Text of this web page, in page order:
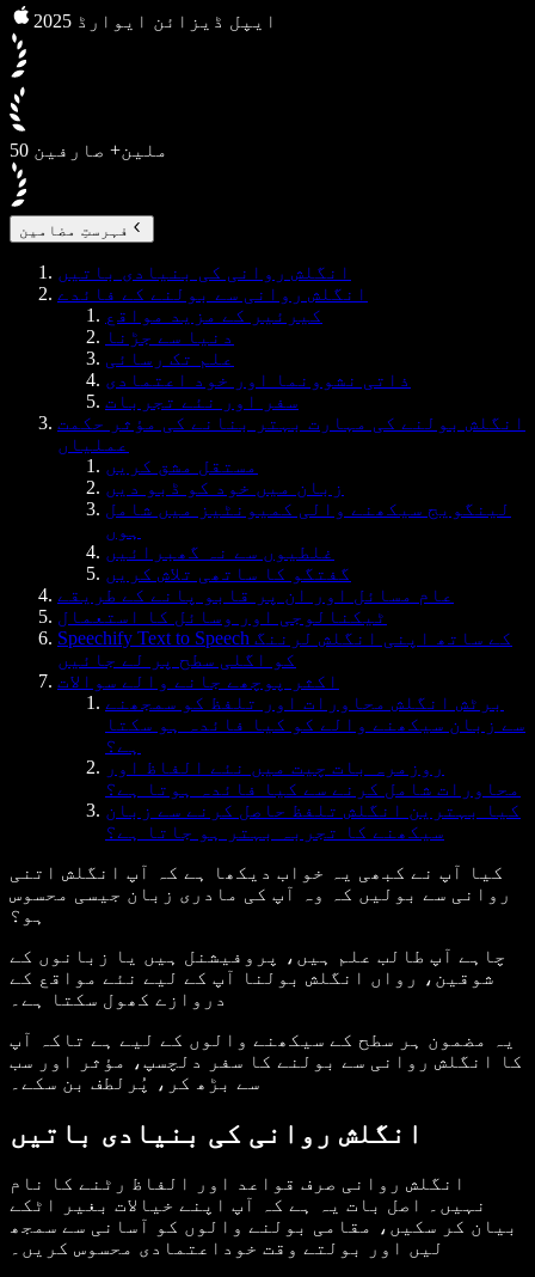
2025 ایپل ڈیزائن ایوارڈ
50 ملین+ صارفین
فہرستِ مضامین
انگلش روانی کی بنیادی باتیں
انگلش روانی سے بولنے کے فائدے
کیرئیر کے مزید مواقع
دنیا سے جڑنا
علم تک رسائی
ذاتی نشوونما اور خود اعتمادی
سفر اور نئے تجربات
انگلش بولنے کی مہارت بہتر بنانے کی مؤثر حکمت
عملیاں
مستقل مشق کریں
زبان میں خود کو ڈبو دیں
لینگویج سیکھنے والی کمیونٹیز میں شامل
ہوں
غلطیوں سے نہ گھبرائیں
گفتگو کا ساتھی تلاش کریں
عام مسائل اور ان پر قابو پانے کے طریقے
ٹیکنالوجی اور وسائل کا استعمال
Speechify Text to Speech کے ساتھ اپنی انگلش لرننگ
کو اگلی سطح پر لے جائیں
اکثر پوچھے جانے والے سوالات
برٹش انگلش محاورات اور تلفظ کو سمجھنے
سے زبان سیکھنے والے کو کیا فائدہ ہو سکتا
ہے؟
روزمرہ بات چیت میں نئے الفاظ اور
محاورات شامل کرنے سے کیا فائدہ ہوتا ہے؟
کیا بہترین انگلش تلفظ حاصل کرنے سے زبان
سیکھنے کا تجربہ بہتر ہو جاتا ہے؟
کیا آپ نے کبھی یہ خواب دیکھا ہے کہ آپ انگلش اتنی
روانی سے بولیں کہ وہ آپ کی مادری زبان جیسی محسوس
ہو؟
چاہے آپ طالب علم ہیں، پروفیشنل ہیں یا زبانوں کے
شوقین، رواں انگلش بولنا آپ کے لیے نئے مواقع کے
دروازے کھول سکتا ہے۔
یہ مضمون ہر سطح کے سیکھنے والوں کے لیے ہے تاکہ آپ
کا انگلش روانی سے بولنے کا سفر دلچسپ، مؤثر اور سب
سے بڑھ کر، پُرلطف بن سکے۔
انگلش روانی کی بنیادی باتیں
انگلش روانی صرف قواعد اور الفاظ رٹنے کا نام
نہیں۔ اصل بات یہ ہے کہ آپ اپنے خیالات بغیر اٹکے
بیان کر سکیں، مقامی بولنے والوں کو آسانی سے سمجھ
لیں اور بولتے وقت خوداعتمادی محسوس کریں۔